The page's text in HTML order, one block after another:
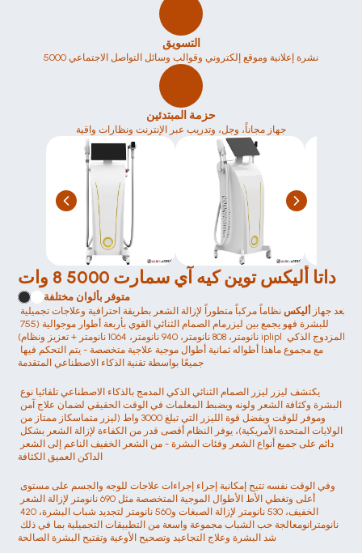
التسويق
5000 نشرة إعلانية وموقع إلكتروني وقوالب وسائل التواصل الاجتماعي
حزمة المبتدئين
جهاز مجاناً، وجل، وتدريب عبر الإنترنت ونظارات واقية
داتا أليكس توين كيه آي سمارت 5000 8 وات
متوفر بألوان مختلفة
يُعد جهاز أليكس
نظاماً مركباً متطوراً لإزالة الشعر بطريقة احترافية وعلاجات تجميلية
للبشرة فهو يجمع بين ليزرمام الصمام الثنائي القوي بأربعة أطوار موجوالية (755
نانومتر، 808 نانومتر، 940 نانومتر، 1064 نانومتر + تعزيز ونظام) iplipl المزدوج الذكي
جميعًا بواسطة تقنية الذكاء الاصطناعي المتقدمة
يكتشف ليزر ليزر الصمام الثنائي الذكي المدمج بالذكاء الاصطناعي تلقائيا نوع
البشرة وكثافة الشعر ولونه ويضبط المعلمات في الوقت الحقيقي لضمان علاج آمن
وموفر للوقت وبفضل قوة الليزر التي تبلغ 3000 واط (ليزر متماسكاز ممتاز من
الولايات المتحدة الأمريكية)، يوفر النظام أقصى قدر من الكفاءة لإزالة الشعر بشكل
الداكن العميق الكثافة
وفي الوقت نفسه تتيح إمكانية إجراء إجراءات علاجات للوجه والجسم على مستوى
الخفيف، 530 نانومتر لإزالة الصبغات و560 نانومتر لتجديد شباب البشرة، 420
نانومترانومعالجة حب الشباب مجموعة واسعة من التطبيقات التجميلية بما في ذلك
شد البشرة وعلاج التجاعيد وتصحيح الأوعية وتفتيح البشرة الصالحة